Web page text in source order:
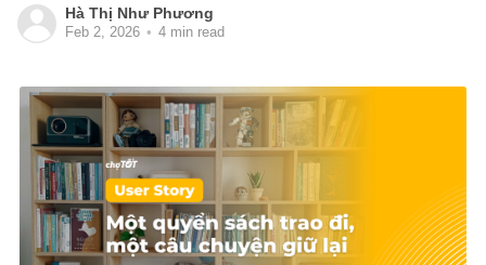
Hà Thị Như Phương
Feb 2, 2026 • 4 min read